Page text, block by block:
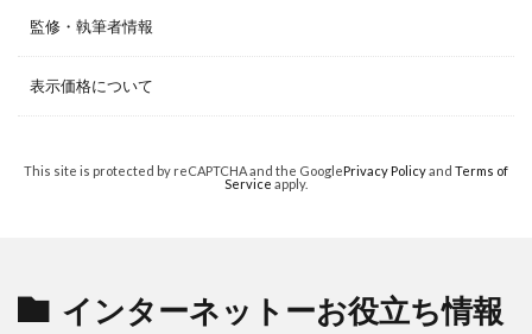
監修・執筆者情報
表示価格について
This site is protected by reCAPTCHA and the GooglePrivacy Policyand Terms of
Service apply.
インターネットーお役立ち情報